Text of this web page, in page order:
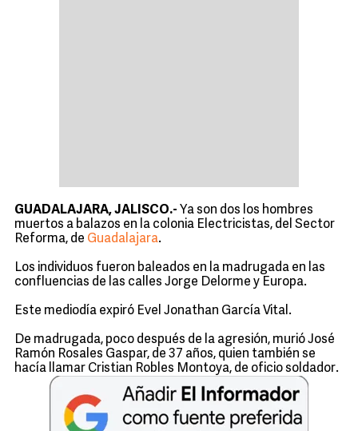
GUADALAJARA, JALISCO.- Ya son dos los hombres
muertos a balazos en la colonia Electricistas, del Sector
Reforma, de Guadalajara.
Los individuos fueron baleados en la madrugada en las
confluencias de las calles Jorge Delorme y Europa.
Este mediodía expiró Evel Jonathan García Vital.
De madrugada, poco después de la agresión, murió José
Ramón Rosales Gaspar, de 37 años, quien también se
hacía llamar Cristian Robles Montoya, de oficio soldador.